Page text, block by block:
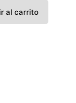
al carrito